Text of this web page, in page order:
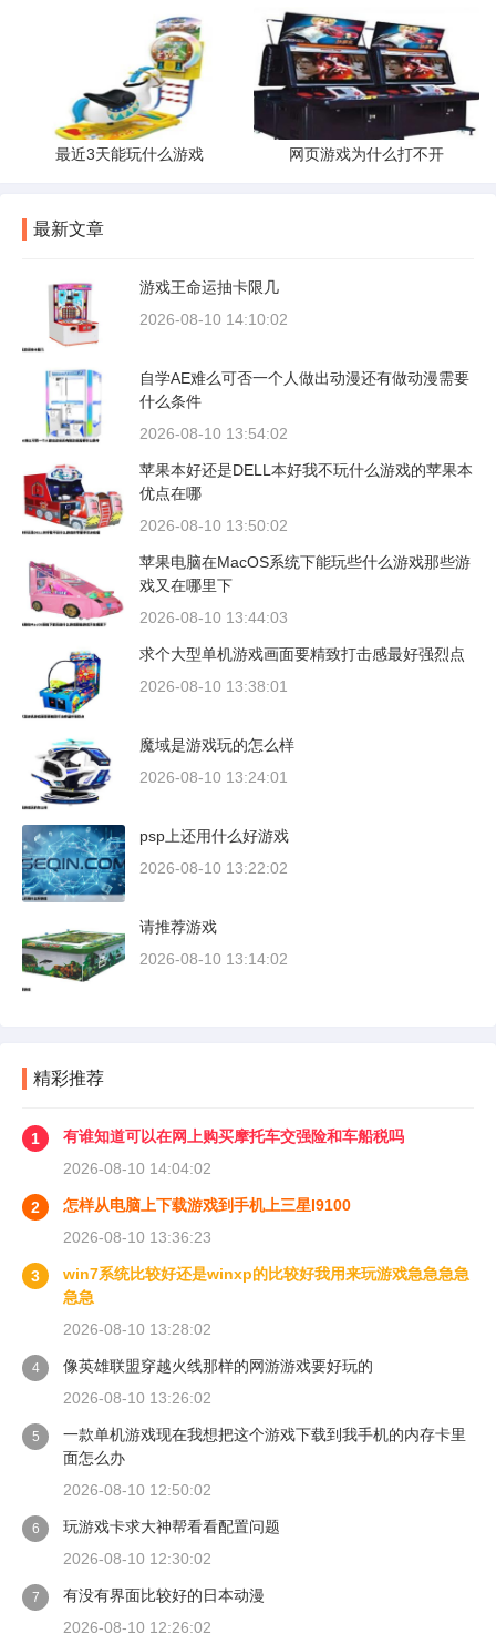
最近3天能玩什么游戏 网页游戏为什么打不开
最新文章
游戏王命运抽卡限几
2026-08-10 14:10:02
自学AE难么可否一个人做出动漫还有做动漫需要
什么条件
2026-08-10 13:54:02
苹果本好还是DELL本好我不玩什么游戏的苹果本
优点在哪
2026-08-10 13:50:02
苹果电脑在MacOS系统下能玩些什么游戏那些游
戏又在哪里下
2026-08-10 13:44:03
求个大型单机游戏画面要精致打击感最好强烈点
2026-08-10 13:38:01
魔域是游戏玩的怎么样
2026-08-10 13:24:01
psp上还用什么好游戏
2026-08-10 13:22:02
请推荐游戏
2026-08-10 13:14:02
精彩推荐
1
有谁知道可以在网上购买摩托车交强险和车船税吗
2026-08-10 14:04:02
2
怎样从电脑上下载游戏到手机上三星I9100
2026-08-10 13:36:23
3
win7系统比较好还是winxp的比较好我用来玩游戏急急急急
急急
2026-08-10 13:28:02
4
像英雄联盟穿越火线那样的网游游戏要好玩的
2026-08-10 13:26:02
5
一款单机游戏现在我想把这个游戏下载到我手机的内存卡里
面怎么办
2026-08-10 12:50:02
6
玩游戏卡求大神帮看看配置问题
2026-08-10 12:30:02
7
有没有界面比较好的日本动漫
2026-08-10 12:26:02